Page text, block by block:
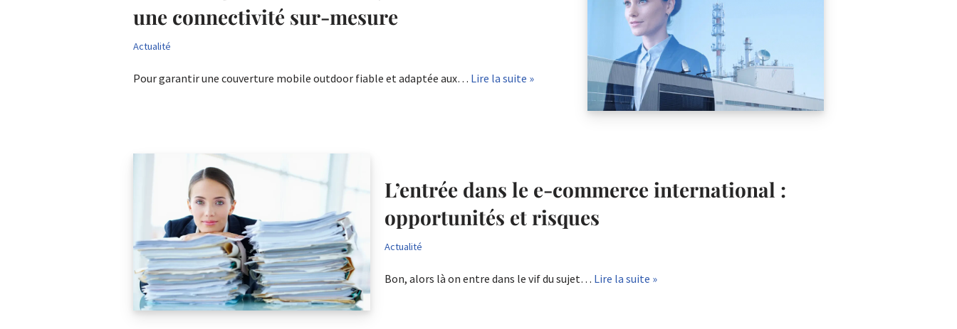
une connectivité sur-mesure
Actualité
Pour garantir une couverture mobile outdoor fiable et adaptée aux… Lire la suite »
L’entrée dans le e-commerce international :
opportunités et risques
Actualité
Bon, alors là on entre dans le vif du sujet… Lire la suite »